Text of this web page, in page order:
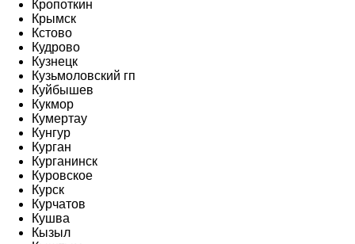
Кропоткин
Крымск
Кстово
Кудрово
Кузнецк
Кузьмоловский гп
Куйбышев
Кукмор
Кумертау
Кунгур
Курган
Курганинск
Куровское
Курск
Курчатов
Кушва
Кызыл